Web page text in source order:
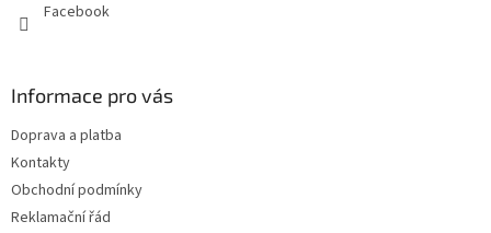
Facebook
Informace pro vás
Doprava a platba
Kontakty
Obchodní podmínky
Reklamační řád